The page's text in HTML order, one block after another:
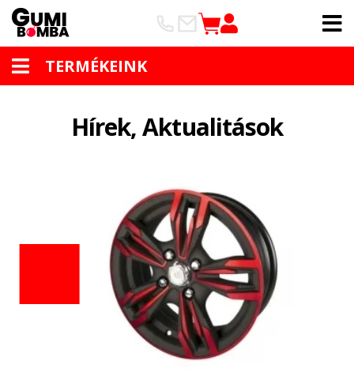
TERMÉKEINK
Hírek, Aktualitások